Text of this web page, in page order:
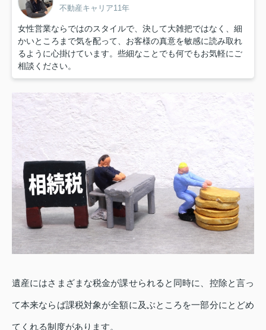
不動産キャリア11年
女性営業ならではのスタイルで、決して大雑把ではなく、細
かいところまで気を配って、お客様の真意を敏感に読み取れ
るように心掛けています。些細なことでも何でもお気軽にご
相談ください。
遺産にはさまざまな税金が課せられると同時に、控除と言っ
て本来ならば課税対象が全額に及ぶところを一部分にとどめ
てくれる制度があります。